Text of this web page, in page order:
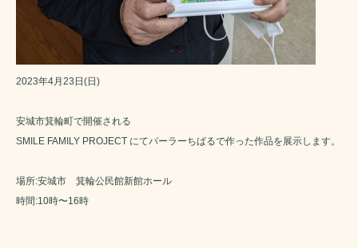
2023年4月23日(日)
安城市箕輪町で開催される
SMILE FAMILY PROJECT にてパーラーちばるで作った作品を展示します。
場所:安城市 箕輪公民館新館ホール
時間:10時〜16時